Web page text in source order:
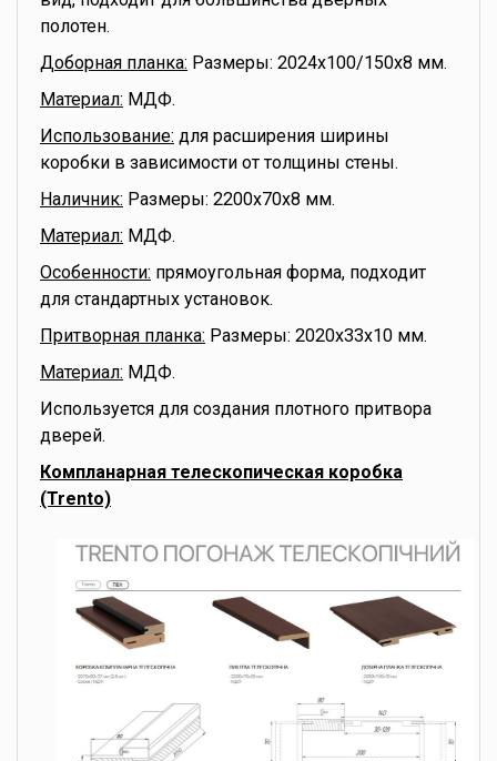
полотен.
Доборная планка: Размеры: 2024x100/150x8 мм.
Материал: МДФ.
Использование: для расширения ширины
коробки в зависимости от толщины стены.
Наличник: Размеры: 2200x70x8 мм.
Материал: МДФ.
Особенности: прямоугольная форма, подходит
для стандартных установок.
Притворная планка: Размеры: 2020x33x10 мм.
Материал: МДФ.
Используется для создания плотного притвора
дверей.
Компланарная телескопическая коробка
(Trento)